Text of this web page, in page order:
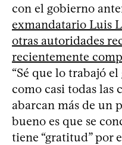
con el gobierno
exmandatario Luis
otras autoridades
recientemente
“Sé que lo trabajó
como casi todas las
abarcan más de un
bueno es que se
tiene “gratitud” por